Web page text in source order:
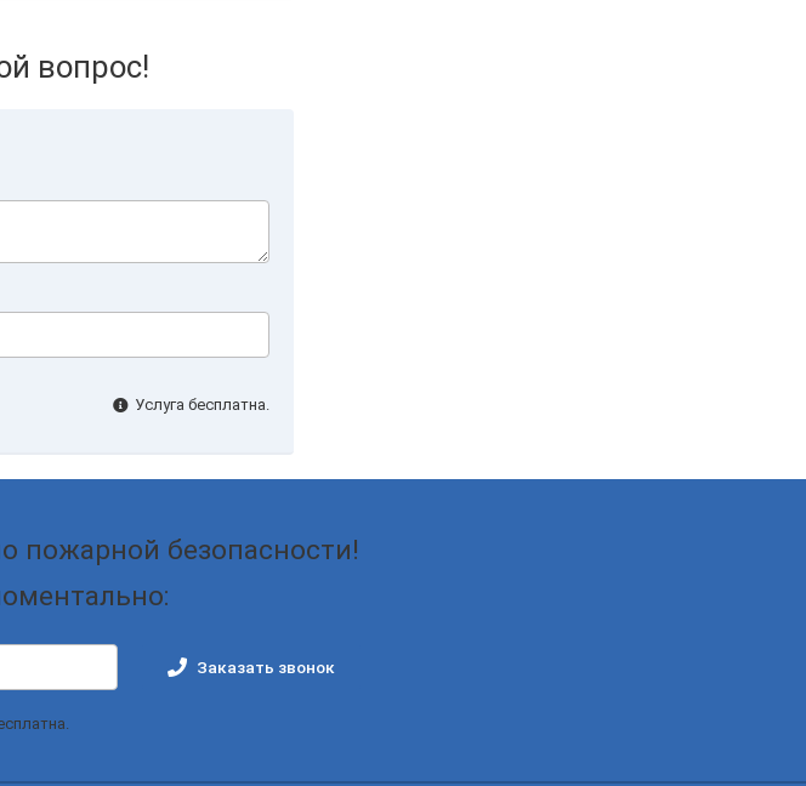
вопрос!
Услуга бесплатна.
пожарной безопасности!
Заказать звонок